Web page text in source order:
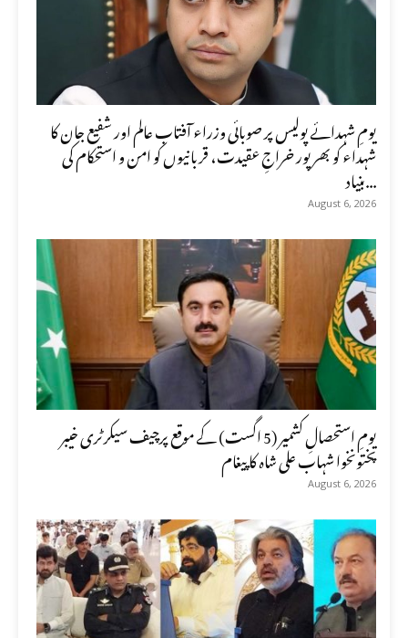
یومِ شہدائے پولیس پر صوبائی وزراء آفتاب عالم اور شفیع جان کا
شہداء کو بھرپور خراجِ عقیدت، قربانیوں کو امن و استحکام کی
بنیاد...
August 6, 2026
یومِ استحصالِ کشمیر (5 اگست) کے موقع پرچیف سیکرٹری خیبر
پختونخوا شہاب علی شاہ کا پیغام
August 6, 2026